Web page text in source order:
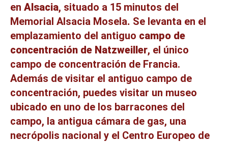
en Alsacia, situado a 15 minutos del
Memorial Alsacia Mosela. Se levanta en el
emplazamiento del antiguo campo de
concentración de Natzweiller, el único
campo de concentración de Francia.
Además de visitar el antiguo campo de
concentración, puedes visitar un museo
ubicado en uno de los barracones del
campo, la antigua cámara de gas, una
necrópolis nacional y el Centro Europeo de